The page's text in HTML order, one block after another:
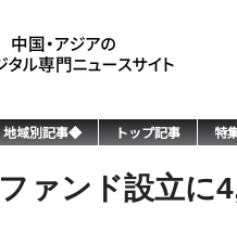
域別記事◆ トップ記事 特
ァンド設立に